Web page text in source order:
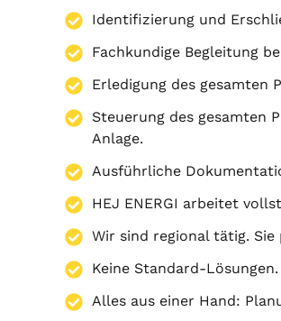
Identifizierung und
Fachkundige Begleitung
Erledigung des gesamten
Steuerung des gesamten
Anlage.
Ausführliche
HEJ ENERGI arbeitet
Wir sind regional tätig.
Keine Standard-
Alles aus einer Hand: